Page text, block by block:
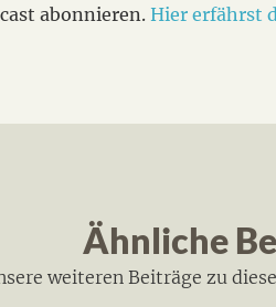
abonnieren. Hier erfährst
Ähnliche
weiteren Beiträge zu